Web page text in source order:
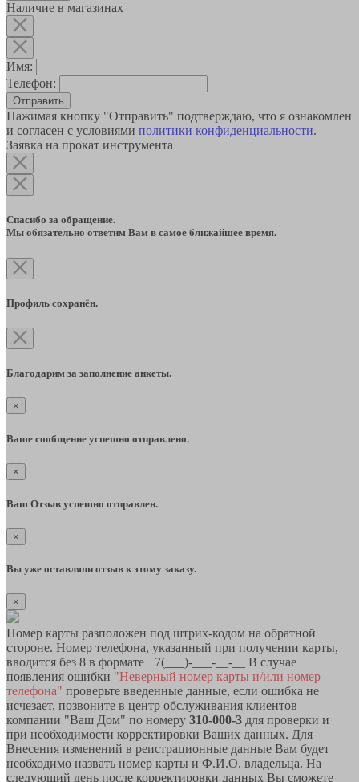
Наличие в магазинах
Имя:
Телефон:
Отправить
Нажимая кнопку "Отправить" подтверждаю, что я ознакомлен
и согласен с условиями политики конфиденциальности.
Заявка на прокат инструмента
Спасибо за обращение.
Мы обязательно ответим Вам в самое ближайшее время.
Профиль сохранён.
Благодарим за заполнение анкеты.
×
Ваше сообщение успешно отправлено.
×
Ваш Отзыв успешно отправлен.
×
Вы уже оставляли отзыв к этому заказу.
×
Номер карты разположен под штрих-кодом на обратной
стороне. Номер телефона, указанный при получении карты,
вводится без 8 в формате +7(___)-___-__-__ В случае
появления ошибки "Неверный номер карты и/или номер
телефона" проверьте введенные данные, если ошибка не
исчезает, позвоните в центр обслуживания клиентов
компании "Ваш Дом" по номеру 310-000-3 для проверки и
при необходимости корректировки Ваших данных. Для
Внесения изменений в реистрационные данные Вам будет
необходимо назвать номер карты и Ф.И.О. владельца. На
следующий день после корректировки данных Вы сможете